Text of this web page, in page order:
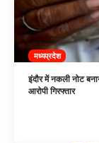
मध्यप्रदेश
इंदौर में नकली नोट
आरोपी गिरफ्तार